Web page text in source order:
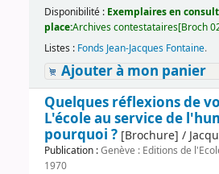
Disponibilité : Exemplaires en
place:Archives contestataires[Broch
Listes : Fonds Jean-Jacques Fontaine.
Ajouter à mon panier
Quelques réflexions de
L'école au service de
pourquoi ?[Brochure] /
Publication :Genève : Editions de
1970